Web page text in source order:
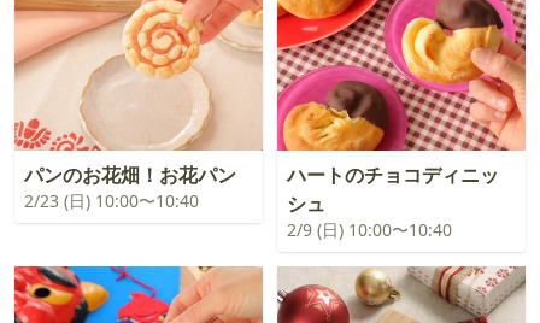
パンのお花畑！お花パン
2/23 (日) 10:00〜10:40
ハートのチョコディニッ
シュ
2/9 (日) 10:00〜10:40